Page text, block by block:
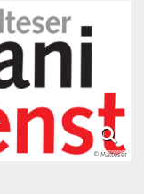
© Malteser